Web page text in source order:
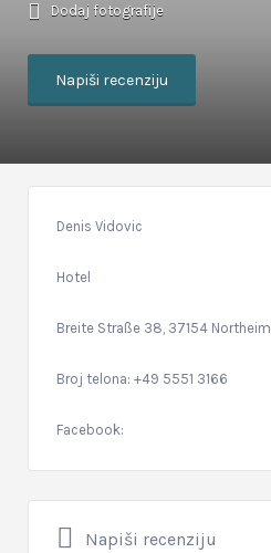
Dodaj fotografije
Napiši recenziju
Denis Vidovic
Hotel
Breite Straße 38, 37154 Northeim
Broj telona: +49 5551 3166
Facebook:
Napiši recenziju